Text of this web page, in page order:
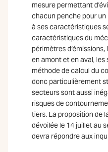
mesure permettant
chacun penche pour un
à ses caractéristiques
caractéristiques du
périmètres
en amont et en aval,
méthode de calcul du
donc particulièrement
secteurs sont aussi
risques de
tiers. La proposition de
dévoilée le 14 juillet au
devra répondre aux